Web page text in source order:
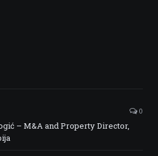
0
– M&A and Property Director,